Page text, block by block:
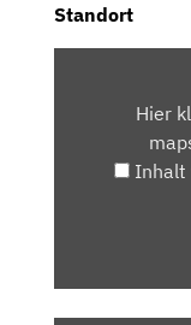
Standort
Hier
Inhalt